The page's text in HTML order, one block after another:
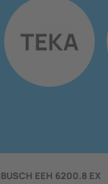
EEH 6200.8 EX